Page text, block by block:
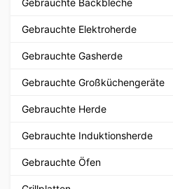
Gebrauchte Backbleche
Gebrauchte Elektroherde
Gebrauchte Gasherde
Gebrauchte Großküchengeräte
Gebrauchte Herde
Gebrauchte Induktionsherde
Gebrauchte Öfen